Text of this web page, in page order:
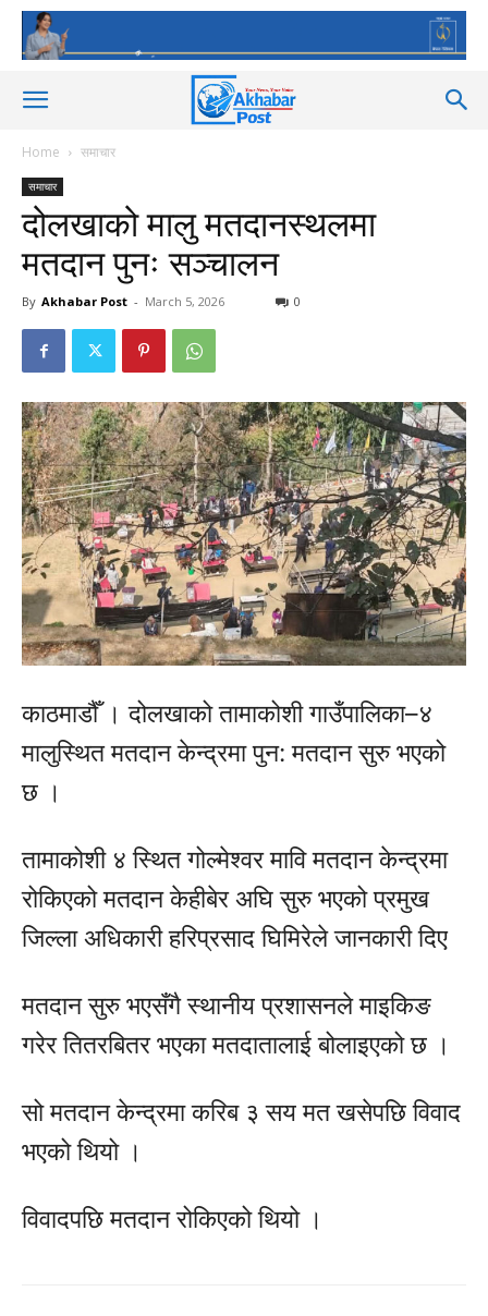
Home समाचार
समाचार
दोलखाको मालु मतदानस्थलमा
मतदान पुनः सञ्चालन
By Akhabar Post - March 5, 2026 0
काठमाडौँ । दोलखाको तामाकोशी गाउँपालिका–४
मालुस्थित मतदान केन्द्रमा पुन: मतदान सुरु भएको
छ ।
तामाकोशी ४ स्थित गोल्मेश्वर मावि मतदान केन्द्रमा
रोकिएको मतदान केहीबेर अघि सुरु भएको प्रमुख
जिल्ला अधिकारी हरिप्रसाद घिमिरेले जानकारी दिए
मतदान सुरु भएसँगै स्थानीय प्रशासनले माइकिङ
गरेर तितरबितर भएका मतदातालाई बोलाइएको छ ।
सो मतदान केन्द्रमा करिब ३ सय मत खसेपछि विवाद
भएको थियो ।
विवादपछि मतदान रोकिएको थियो ।